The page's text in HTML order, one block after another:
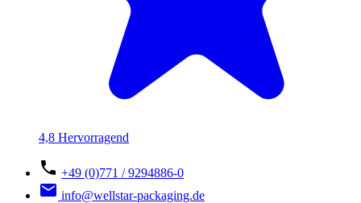
4,8 Hervorragend
+49 (0)771 / 9294886-0
info@wellstar-packaging.de